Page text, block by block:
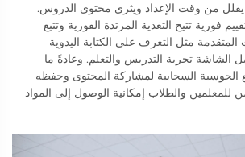
يقلل من وقت الإعداد ويثري محتوى الدروس.
فورية تتيح التغذية المرتدة الفورية وتتبع
مثل التعرف على الكتابة اليدوية
تجربة التدريس والتعلم. وعادةً ما
السحابية لمشاركة المحتوى وحفظه
والطلاب إمكانية الوصول إلى المواد